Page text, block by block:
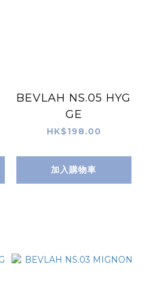
BEVLAH NS.05 HYG
GE
HK$198.00
加入購物車